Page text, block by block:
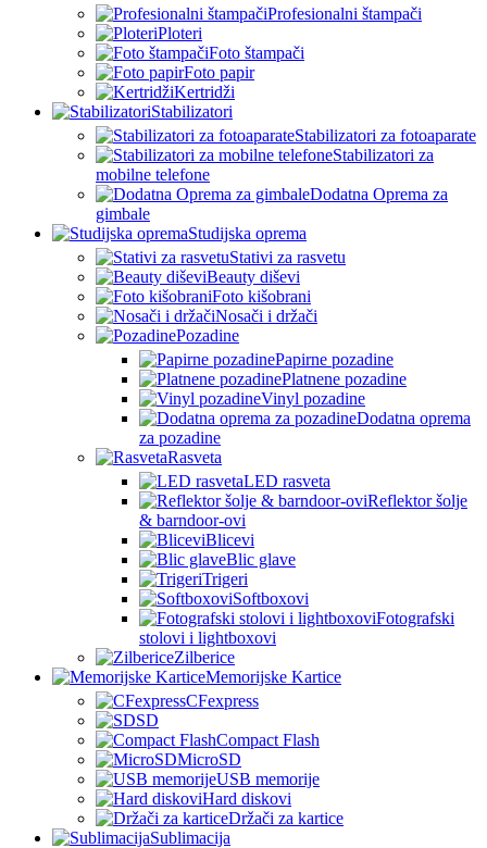
Profesionalni štampači
Ploteri
Foto štampači
Foto papir
Kertridži
Stabilizatori
Stabilizatori za fotoaparate
Stabilizatori za
mobilne telefone
Dodatna Oprema za
gimbale
Studijska oprema
Stativi za rasvetu
Beauty diševi
Foto kišobrani
Nosači i držači
Pozadine
Papirne pozadine
Platnene pozadine
Vinyl pozadine
Dodatna oprema
za pozadine
Rasveta
LED rasveta
Reflektor šolje
& barndoor-ovi
Blicevi
Blic glave
Trigeri
Softboxovi
Fotografski
stolovi i lightboxovi
Zilberice
Memorijske Kartice
CFexpress
SD
Compact Flash
MicroSD
USB memorije
Hard diskovi
Držači za kartice
Sublimacija